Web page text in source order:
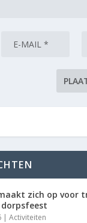
zich op voor
|Activiteiten